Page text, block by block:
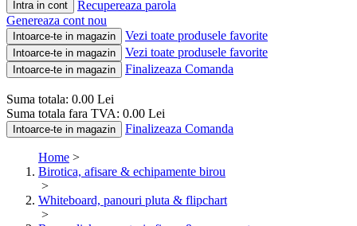
Intra in cont
Recupereaza parola
Genereaza cont nou
Intoarce-te in magazin Vezi toate produsele favorite
Intoarce-te in magazin Vezi toate produsele favorite
Intoarce-te in magazin Finalizeaza Comanda
Suma totala: 0.00 Lei
Suma totala fara TVA: 0.00 Lei
Intoarce-te in magazin Finalizeaza Comanda
Home >
Birotica, afisare & echipamente birou
>
Whiteboard, panouri pluta & flipchart
>